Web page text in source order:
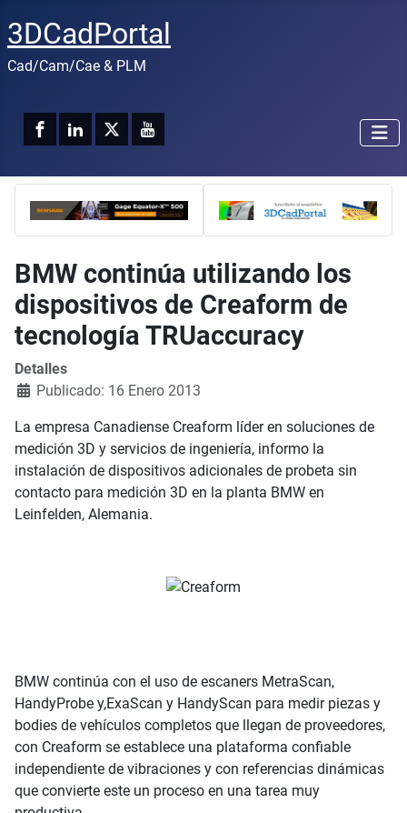
3DCadPortal
Cad/Cam/Cae & PLM
BMW continúa utilizando los
dispositivos de Creaform de
tecnología TRUaccuracy
Detalles
Publicado: 16 Enero 2013
La empresa Canadiense Creaform líder en soluciones de
medición 3D y servicios de ingeniería, informo la
instalación de dispositivos adicionales de probeta sin
contacto para medición 3D en la planta BMW en
Leinfelden, Alemania.
BMW continúa con el uso de escaners MetraScan,
HandyProbe y,ExaScan y HandyScan para medir piezas y
bodies de vehículos completos que llegan de proveedores,
con Creaform se establece una plataforma confiable
independiente de vibraciones y con referencias dinámicas
que convierte este un proceso en una tarea muy